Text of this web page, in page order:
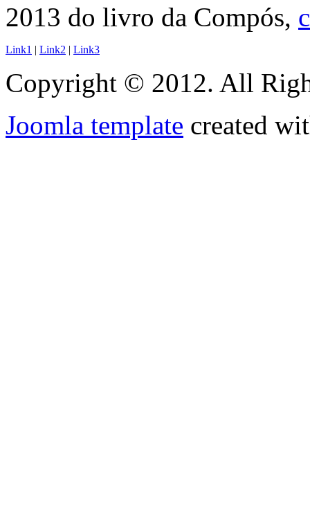
2013 do livro da Compós,
Link1 | Link2 | Link3
Copyright © 2012. All
Joomla template created